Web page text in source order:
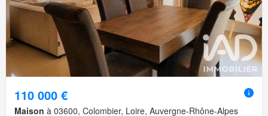
110 000 €
Maison à 03600, Colombier, Loire, Auvergne-Rhône-Alpes